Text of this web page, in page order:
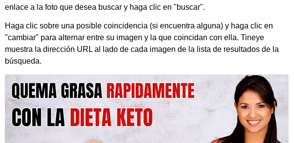
enlace a la foto que desea buscar y haga clic en "buscar".
Haga clic sobre una posible coincidencia (si encuentra alguna) y haga clic en
"cambiar" para alternar entre su imagen y la que coincidan con ella. Tineye
muestra la dirección URL al lado de cada imagen de la lista de resultados de la
búsqueda.